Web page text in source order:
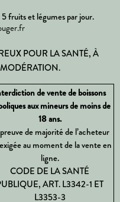
fruits et légumes par jour.
POUR LA SANTÉ, À
de vente de boissons
aux mineurs de moins de
18 ans.
de majorité de l’acheteur
au moment de la vente en
ligne.
CODE DE LA SANTÉ
ART. L3342-1 ET
L3353-3